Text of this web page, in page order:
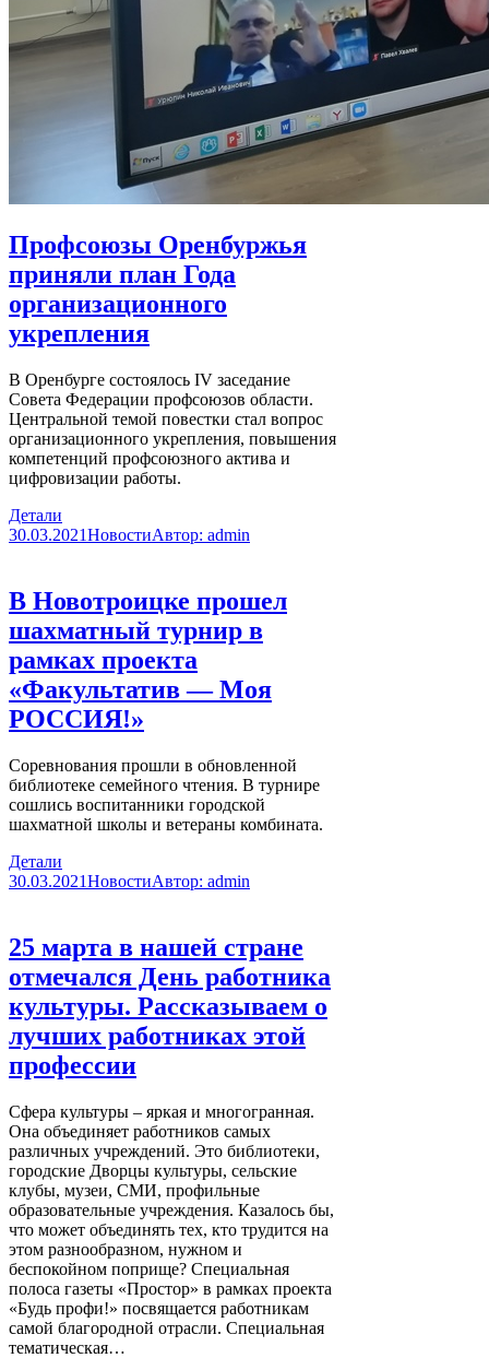
Профсоюзы Оренбуржья
приняли план Года
организационного
укрепления
В Оренбурге состоялось IV заседание
Совета Федерации профсоюзов области.
Центральной темой повестки стал вопрос
организационного укрепления, повышения
компетенций профсоюзного актива и
цифровизации работы.
Детали
30.03.2021НовостиАвтор: admin
В Новотроицке прошел
шахматный турнир в
рамках проекта
«Факультатив — Моя
РОССИЯ!»
Соревнования прошли в обновленной
библиотеке семейного чтения. В турнире
сошлись воспитанники городской
шахматной школы и ветераны комбината.
Детали
30.03.2021НовостиАвтор: admin
25 марта в нашей стране
отмечался День работника
культуры. Рассказываем о
лучших работниках этой
профессии
Сфера культуры – яркая и многогранная.
Она объединяет работников самых
различных учреждений. Это библиотеки,
городские Дворцы культуры, сельские
клубы, музеи, СМИ, профильные
образовательные учреждения. Казалось бы,
что может объединять тех, кто трудится на
этом разнообразном, нужном и
беспокойном поприще? Специальная
полоса газеты «Простор» в рамках проекта
«Будь профи!» посвящается работникам
самой благородной отрасли. Специальная
тематическая…